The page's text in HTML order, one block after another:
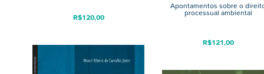
R$120,00
Apontamentos sobre o
processual ambiental
R$121,00